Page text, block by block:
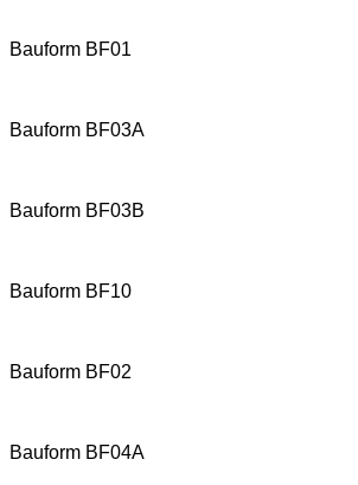
Bauform BF01
Bauform BF03A
Bauform BF03B
Bauform BF10
Bauform BF02
Bauform BF04A